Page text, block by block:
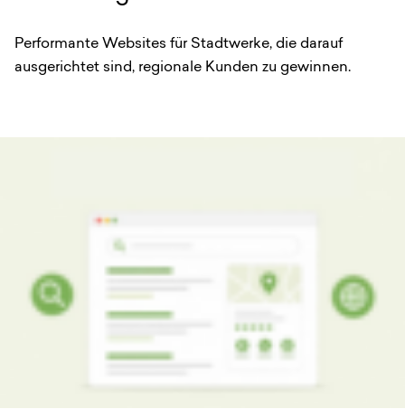
Performante Websites für Stadtwerke, die darauf
ausgerichtet sind, regionale Kunden zu gewinnen.